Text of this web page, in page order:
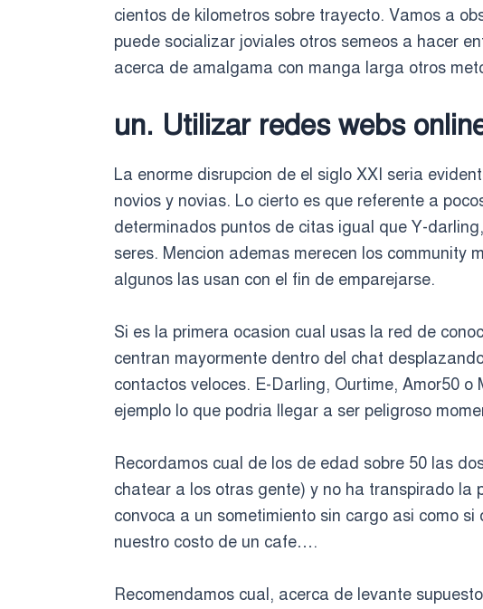
cientos de kilometros sobre trayecto. Vamos a
puede socializar joviales otros semeos a hacer
acerca de amalgama con manga larga otros
un. Utilizar redes webs
La enorme disrupcion de el siglo XXI seri­a
novios y novias. Lo cierto es que referente a
determinados puntos de citas igual que Y-
seres. Mencion ademas merecen los community
algunos las usan con el fin de emparejarse.
Si es la primera ocasion cual usas la red de
centran mayormente dentro del chat
contactos veloces. E-Darling, Ourtime, Amor50
ejemplo lo que podri­a llegar a ser peligroso
Recordamos cual de los de edad sobre 50 las
chatear a los otras gente) y no ha transpirado la
convoca a un sometimiento sin cargo asi­ como
nuestro costo de un cafe….
Recomendamos cual, acerca de levante